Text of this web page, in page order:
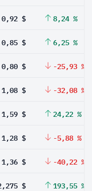
0,92 $ 8,24 %
0,85 $ 6,25 %
0,80 $ -25,93 %
1,08 $ -32,08 %
1,59 $ 24,22 %
1,28 $ -5,88 %
1,36 $ -40,22 %
$ 193,55 %